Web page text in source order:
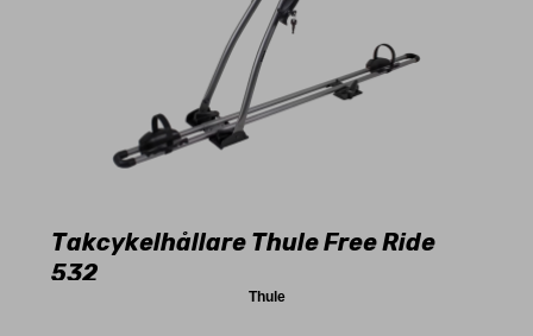
Takcykelhållare Thule Free Ride
532
Thule